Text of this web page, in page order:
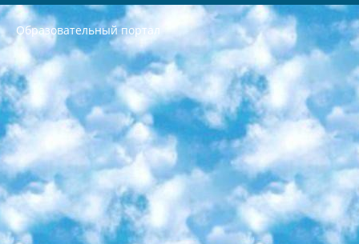
Образовательный портал
РЕСПУБЛИКА УЗБЕКИСТАН МИНИСТРЕРСТВО ДОШКОЛЬНОГО И ШКОЛЬНОГО ОБРАЗОВАНИЯ КОМАНДА в общеобразовательных учреждениях в 2023-2024 учебном году организация и проведение итоговой государственной аттестации обучающихся о Министра дошкольного и школьного образования Республики Узбекистан от 4 марта 2008 года (постановлением Минюста от 20 марта 2008 года № 1778 государственной регистрации) «Итоговое состояние учащихся общего среднего образования на основании положения об утверждении положения об аттестации общего среднего образования выпускной экзамен студентов в образовательных учреждениях в 2023-2024 учебном году В целях организации и прохождения аттестации приказываю: 1. Следующее: перечень предметов, по которым будет проводиться итоговая государственная аттестация и экзамен формы перевода согласно приложению 1; сертификаты международного образца, оценивающие уровень владения иностранными языками перечень согласно приложению 2; 2. Педагогический при специализированных образовательных учреждениях. научно-практический центр квалификации и международной оценки (Д.Давидова) 2024 г. До 25 марта: задания по предметам, по которым будет проводиться итоговая аттестация разработка и утверждение технических условий; итоговая аттестация на основании разработанного предметного задания разработка вопросов по предметам (устно и письменно), экзамен передача; общеобразовательные средние школы и специальные учебные заведения учащиеся выпускных классов школ и интернатов в агентской системе подготовка базы данных экзаменационных материалов и критериев оценки; перевод базы экзаменационных материалов на все языки обучения подать в Республиканский образовательный центр для изготовления; варианты экзаменов на основе разработанных контрольных материалов пусть будут поставлены задачи формирования. 3. Республиканский образовательный центр (Ш.Худайкулов) до 5 апреля 2024 года. до: база данных предоставленных экзаменационных материалов на все языки обучения перевод и экспертиза; для слепых, слабовидящих, глухих, слабослышащих и умственно отсталых детей учащиеся выпускных классов специализированных школ и школ-интернатов база данных экзаменационных материалов на всех преподаваемых языках подготовка критериев оценки; специализированные школы для умственно отсталых детей и технологии для учащихся выпускных классов школ-интернатов разработка соответствующих рекомендаций и критериев проведения ЕГЭ по естествознанию давать задания. 4. Педагогический при специализированных образовательных учреждениях. Научно-практический центр навыков и международной оценки (Д.Давидова), Республика образовательный центр (Худайкулов Ш.) итоговый государственный аттестационный экзамен ориентирован на творческое и логическое мышление при подготовке базы материалов учитывать введение заданий. 5. Следует отметить, что: сертификат государственного образца о знании общеобразовательного предмета и как минимум национальный уровень B1 по предметам на иностранных языках, указанным в Приложении 2. или международно признанный сертификат эквивалентного уровня студенты, изучающие определенный предмет, освобождаются от экзамена; по соответствующим предметам запланирована итоговая государственная аттестация за день до дня, путем жеребьевки Рабочей группой (в письменной форме по предметам, проводимым в форме) из числа сформированных вариантов выбрано 2 варианта; 2 выбранных варианта экзамена анонсированы на официальном сайте министерства и все выпускники по всей стране на основе этих вариантов проводит итоговую государственную аттестацию. 6. Государственное образование учащихся средних общеобразовательных учреждений. знания в соответствии с квалификационными требованиями, которые необходимо приобрести на основании стандартов итоговый (выпускной) контроль для 9 и 11 классов в целях тестирования Экзамены (далее – экзамены) состоят из предметов, перечисленных в приложении 1. будет сделано. 7. Экзамены пройдут с 26 мая по 15 июня 2024 г. (кроме науки физического воспитания). 8. Физическая для учащихся 9 классов общесредних образовательных учреждений. Экзамены по предмету «Образование, квалификация медицина» 1-6 мая 2024 года. сотрудники перевести под присмотр (с отклонениями в физическом или умственном развитии) специализированная школа для детей, школы-интернаты и со сколиозом школы-интернаты санаторного типа для больных детей исключены). 9. Он был слепым, слабовидящим и имел нарушения опорно-двигательного аппарата. экзамены в специализированных школах и интернатах для детей должны проводиться исходя из требований, предъявляемых к общеобразовательным учреждениям (физкультура кроме науки). 10. Специализированная школа для глухих и слабослышащих детей. и экзамены в интернатах и быть реализован в виде письменного теста по математике. 11. Специальность для умственно отсталых детей. Для 9 класса Родной язык и литературное письмо Государственный язык (язык обучения – узбекский). для неклассов) написано Математическое письмо Письменная/устная история Узбекистана Физическое воспитание практично Итоговый контроль Для 11 класса Написание родного языка и литературы (эссе) Математическое письмо Узбекский язык (обучение на узбекском языке) не посещающее общее среднее образование для учреждений)/Образовательное учреждение выбор письменный и устный Иностранный язык письменный/устный Письменная/устная история Узбекистана *По выбору студента:  Химия  Физика  Основы государственного права  География 10 бесплатных образовательных ресурсов - Мы составили подборку онлайн-проектов с интерактивными упражнениями, видеолекциями и статьями. Они помогут вам обрести новые и освежить старые знания бесплатно. 1. «ИНТУИТ» Старейшая образовательная площадка Рунета. Здесь вы найдёте сотни текстовых и видеокурсов на десятки различных тем — от программирования до психологии. Многие курсы подготовлены российскими университетами и крупными международными компаниями вроде Intel и Microsoft. Самостоятельное обучение бесплатное, но желающие могут оплатить услуги персональных наставников. 2. «Смартия» знакомит с актуальными профессиями и подсказывает, как им обучаться. Выбрав заинтересовавшую вас специальность — SMM-специалист, фотограф, веб-дизайнер или другую, — увидите список необходимых для неё умений. Чтобы вы могли освоить их самостоятельно, для каждого умения площадка отображает подборку ссылок на учебные материалы. Хотя «Смартия» ориентируется на русскоязычную аудиторию, часть контента всё же доступна только на английском. 3. «Лекторий Физтеха» Проект Московского физико-технического института (Физтеха). С его помощью вы можете смотреть онлайн серии лекций, записанные на видео в этом вузе. В числе доступных предметов — физика, биология, химия, информационные технологии и другие. К некоторым лекциям администрация ресурса прилагает готовые конспекты, которые можно скачивать в PDF-формате. 4. ITMOcourses Онлайн-площадка Санкт-Петербургского национального исследовательского университета информационных технологий, механики и оптики (ИТМО). Ресурс предоставляет свободный доступ к курсам, разработанным в этом вузе. Каталог материалов разбит на четыре категории: «Оптические системы и технологии», «Приборостроение и робототехника», «Информационные технологии» и «Биотехнологии». Курсы состоят из видеолекций, интерактивных демонстраций и заданий. 5. «КиберЛенинка» Электронная научная библиотека открытого доступа. Каталог площадки регулярно обрастает текстами статей из различных научных изданий. Сгруппированные по журналам и рубрикам публикации можно читать онлайн или скачивать целиком в PDF-формате. Проект нацелен на популяризацию науки за счёт открытого доступа к качественной информации. 6. «ПостНаука» На этом ресурсе публикуют подборки видеолекций, составленные экспертами из разных отраслей и объединённые общими темами. Среди них, к примеру, есть серии «Биоинформатика и геномика», «Культура средневековой Скандинавии» и Cinema Studies о теории кино. Каждая подборка лекций — логически связанная история, рассказанная экспертом от первого лица. Кроме того, на сайте появляются научно-образовательные статьи и тесты на разные темы. 7. «Newочём» Команда проекта «Newочём» отбирает самые интересные тексты из англоязычных СМИ и переводит те из них, за которые голосуют участники сообщества «ВКонтакте». По большей части это научно-популярные статьи. Редакторы придумывают лишь заголовки, в остальном содержание переводов соответствует оригиналам. Полные тексты можно читать прямо в социальной сети. 8. InternetUrok Онлайн-база материалов по основным дисциплинам школьной программы. Информация на сайте структурирована по классам, предметам и темам (урокам). Каждый урок состоит из видеолекций и конспектов. Есть также интерактивные тренажёры и тесты для закрепления пройденного материала. Даже если вы давно окончили школу, возможность повторить программу старших классов всегда может пригодиться. 9. Edutainme Ещё один ресурс об образовании. В отличие от Newtonew, как мне кажется, Edutainme больше ориентируется на представителей индустрии: педагогов, предпринимателей, разработчиков образовательных проектов. Но и любой, кто просто стремится к саморазвитию, найдёт на сайте много полезного и интересного для себя. Например, информацию о новых курсах и образовательных сервисах. 10. Newtonew Онлайн-медиа об образовании и обучении в широком смысле. Авторы Newtonew пишут об инструментах, заведениях, тактиках и стратегиях, которые помогают учить других и получать новые знания самостоятельно. На этой площадке вы найдёте новости, обзоры, аналитические мат